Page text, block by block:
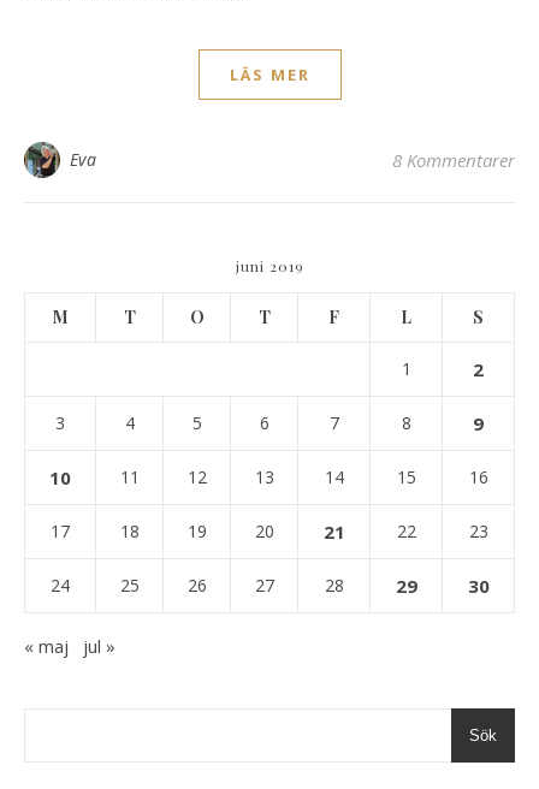
LÄS MER
Eva 8 Kommentarer
juni 2019
M T O T F L S
1 2
3 4 5 6 7 8 9
10 11 12 13 14 15 16
17 18 19 20 21 22 23
24 25 26 27 28 29 30
« maj jul »
Sök